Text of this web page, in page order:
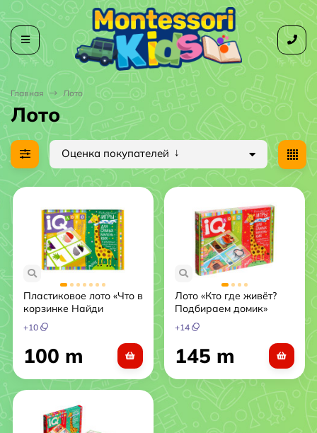
Главная Лото
Лото
Оценка покупателей
Пластиковое лото «Что в
корзинке Найди
половинку»
+10
100 m
Лото «Кто где живёт?
Подбираем домик»
+14
145 m